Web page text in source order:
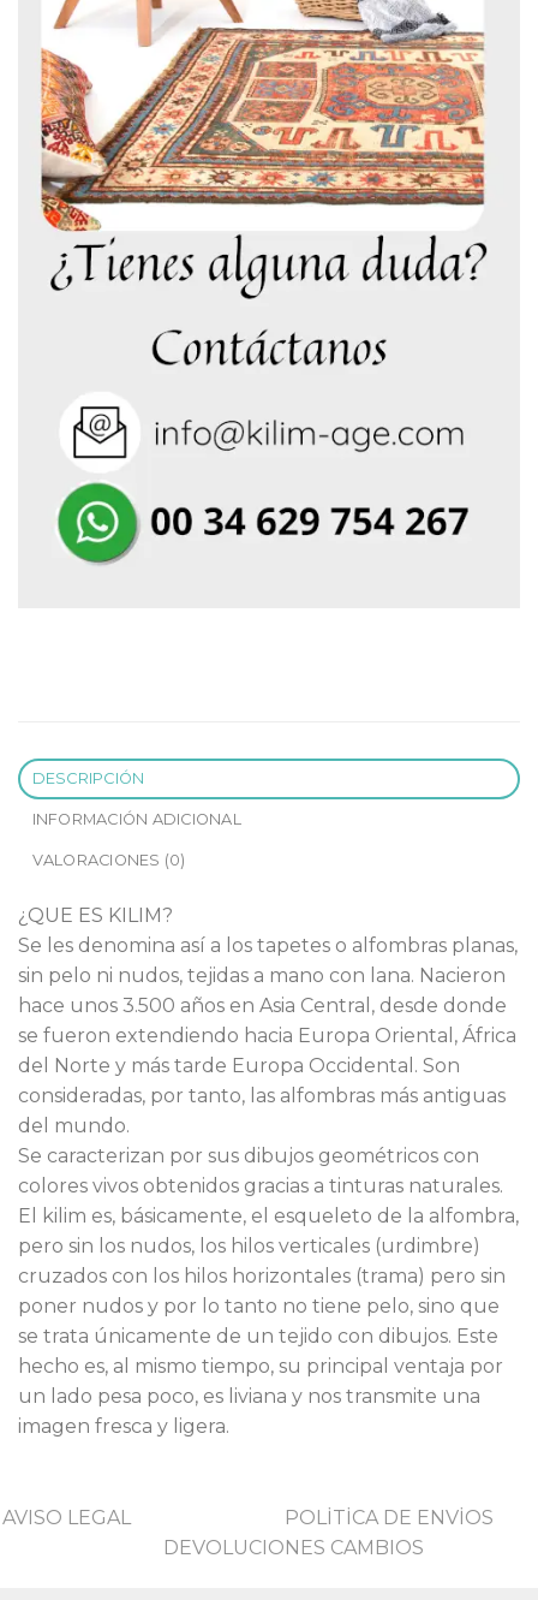
DESCRIPCIÓN
INFORMACIÓN ADICIONAL
VALORACIONES (0)
¿QUE ES KILIM?
Se les denomina así a los tapetes o alfombras planas,
sin pelo ni nudos, tejidas a mano con lana. Nacieron
hace unos 3.500 años en Asia Central, desde donde
se fueron extendiendo hacia Europa Oriental, África
del Norte y más tarde Europa Occidental. Son
consideradas, por tanto, las alfombras más antiguas
del mundo.
Se caracterizan por sus dibujos geométricos con
colores vivos obtenidos gracias a tinturas naturales.
El kilim es, básicamente, el esqueleto de la alfombra,
pero sin los nudos, los hilos verticales (urdimbre)
cruzados con los hilos horizontales (trama) pero sin
poner nudos y por lo tanto no tiene pelo, sino que
se trata únicamente de un tejido con dibujos. Este
hecho es, al mismo tiempo, su principal ventaja por
un lado pesa poco, es liviana y nos transmite una
imagen fresca y ligera.
AVISO LEGAL
POLİTİCA DE ENVİOS
DEVOLUCIONES CAMBIOS